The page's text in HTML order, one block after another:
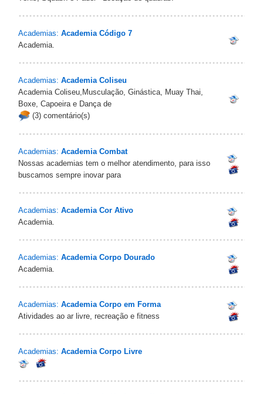
Academias: Academia Código 7
Academia.
Academias: Academia Coliseu
Academia Coliseu,Musculação, Ginástica, Muay Thai,
Boxe, Capoeira e Dança de
(3) comentário(s)
Academias: Academia Combat
Nossas academias tem o melhor atendimento, para isso
buscamos sempre inovar para
Academias: Academia Cor Ativo
Academia.
Academias: Academia Corpo Dourado
Academia.
Academias: Academia Corpo em Forma
Atividades ao ar livre, recreação e fitness
Academias: Academia Corpo Livre